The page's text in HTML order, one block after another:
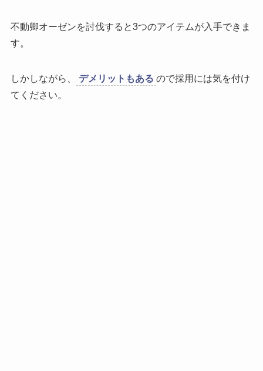
不動卿オーゼンを討伐すると3つのアイテムが入手できま
す。
しかしながら、 デメリットもある ので採用には気を付け
てください。